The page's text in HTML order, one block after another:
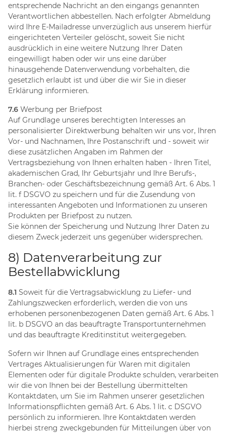
entsprechende Nachricht an den eingangs genannten
Verantwortlichen abbestellen. Nach erfolgter Abmeldung
wird Ihre E-Mailadresse unverzüglich aus unserem hierfür
eingerichteten Verteiler gelöscht, soweit Sie nicht
ausdrücklich in eine weitere Nutzung Ihrer Daten
eingewilligt haben oder wir uns eine darüber
hinausgehende Datenverwendung vorbehalten, die
gesetzlich erlaubt ist und über die wir Sie in dieser
Erklärung informieren.
7.6 Werbung per Briefpost
Auf Grundlage unseres berechtigten Interesses an
personalisierter Direktwerbung behalten wir uns vor, Ihren
Vor- und Nachnamen, Ihre Postanschrift und - soweit wir
diese zusätzlichen Angaben im Rahmen der
Vertragsbeziehung von Ihnen erhalten haben - Ihren Titel,
akademischen Grad, Ihr Geburtsjahr und Ihre Berufs-,
Branchen- oder Geschäftsbezeichnung gemäß Art. 6 Abs. 1
lit. f DSGVO zu speichern und für die Zusendung von
interessanten Angeboten und Informationen zu unseren
Produkten per Briefpost zu nutzen.
Sie können der Speicherung und Nutzung Ihrer Daten zu
diesem Zweck jederzeit uns gegenüber widersprechen.
8) Datenverarbeitung zur
Bestellabwicklung
8.1 Soweit für die Vertragsabwicklung zu Liefer- und
Zahlungszwecken erforderlich, werden die von uns
erhobenen personenbezogenen Daten gemäß Art. 6 Abs. 1
lit. b DSGVO an das beauftragte Transportunternehmen
und das beauftragte Kreditinstitut weitergegeben.
Sofern wir Ihnen auf Grundlage eines entsprechenden
Vertrages Aktualisierungen für Waren mit digitalen
Elementen oder für digitale Produkte schulden, verarbeiten
wir die von Ihnen bei der Bestellung übermittelten
Kontaktdaten, um Sie im Rahmen unserer gesetzlichen
Informationspflichten gemäß Art. 6 Abs. 1 lit. c DSGVO
persönlich zu informieren. Ihre Kontaktdaten werden
hierbei streng zweckgebunden für Mitteilungen über von